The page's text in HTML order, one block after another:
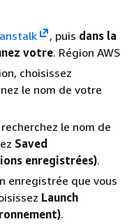
, puis dans la
votre. Région AWS
choisissez
le nom de votre
le nom de
Saved
enregistrées).
enregistrée que vous
Launch
.